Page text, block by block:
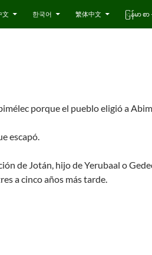
文 한국어 繁体中文 ြန်မာ စာ
porque el pueblo eligió a
escapó.
de Jotán, hijo de Yerubaal o
a cinco años más tarde.